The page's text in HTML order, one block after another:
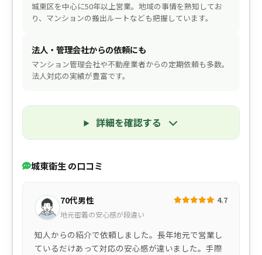
城東区を中心に50年以上営業。地域の事情を熟知してお
り、マンションの搬出ルートなども把握しています。
法人・管理会社からの依頼にも
マンション管理会社や不動産業者からの定期依頼も多数。
法人対応の実績が豊富です。
詳細を確認する
城東衛生 の口コミ
70代男性
地元密着の安心感が段違い
4.7
知人からの紹介で依頼しました。長年地元で営業し
ているだけあって対応の安心感が違いました。手際